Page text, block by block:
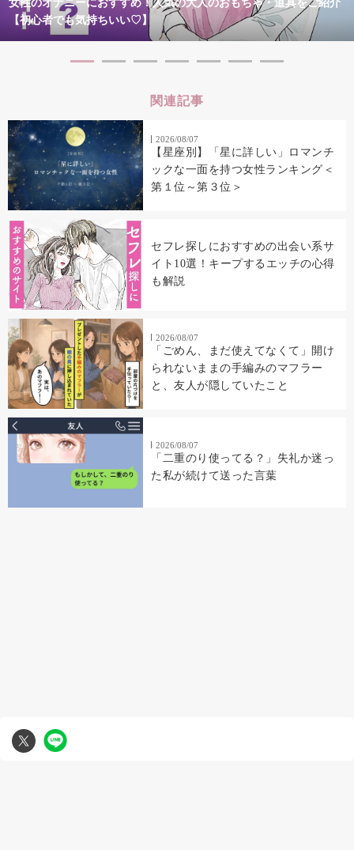
女性のオナニーにおすすめ！人気の大人のおもちゃ・道具をご紹介
【初心者でも気持ちいい♡】
関連記事
2026/08/07
【星座別】「星に詳しい」ロマンチ
ックな一面を持つ女性ランキング＜
第１位～第３位＞
セフレ探しにおすすめの出会い系サ
イト10選！キープするエッチの心得
も解説
2026/08/07
「ごめん、まだ使えてなくて」開け
られないままの手編みのマフラー
と、友人が隠していたこと
2026/08/07
「二重のり使ってる？」失礼か迷っ
た私が続けて送った言葉